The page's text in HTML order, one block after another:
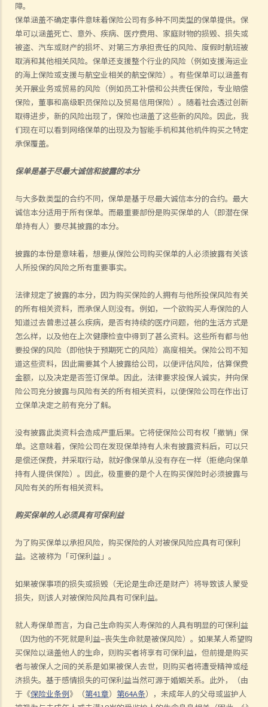
障。
保单涵盖不确定事件意味着保险公司有多种不同类型的保单提供。保
单可以涵盖死亡、意外、疾病、医疗费用、家庭财物的损毁、损失或
被盗、汽车或财产的损坏、对第三方承担责任的风险、度假时航班被
取消和其他相关风险。保单还支援整个行业的风险（例如支援海运业
的海上保险或支援与航空业相关的航空保险）。有些保单可以涵盖有
关开展业务或贸易的风险（例如员工补偿和公共责任保险，专业赔偿
保险，董事和高级职员保险以及贸易信用保险）。随着社会透过创新
取得进步，新的风险出现了，保险也涵盖了这些新的风险。因此，我
们现在可以看到网络保单的出现及为智能手机和其他机件购买之特定
承保覆盖。
保单是基于尽最大诚信和披露的本分
与大多数类型的合约不同，保单是基于尽最大诚信本分的合约。最大
诚信本分适用于所有保单。而最重要部份是购买保单的人（即潜在保
单持有人）要尽其披露的本分。
披露的本份是意味着，想要从保险公司购买保单的人必须披露有关该
人所投保的风险之所有重要事实。
法律规定了披露的本分，因为购买保险的人拥有与他所投保风险有关
的所有相关资料，而承保人则没有。例如，一个欲购买人寿保险的人
知道过去曾患过甚么疾病，是否有持续的医疗问题，他的生活方式是
怎么样，以及他在上次健康检查中得到了甚么资料。这些所有都与他
要投保的风险（即他快于预期死亡的风险）高度相关。保险公司不知
道这些资料，因此需要其个人披露给公司，以便评估风险，估算保费
金额，以及决定是否签订保单。因此，法律要求投保人诚实，并向保
险公司充分披露与风险有关的所有相关资料，以便保险公司在作出订
立保单决定之前有充分了解。
没有披露此类资料会造成严重后果。它将使保险公司有权「撤销」保
单。这意味着，保险公司在发现保单持有人未有披露资料后，可以只
是偿还保费，并采取行动，就好像保单从没有存在一样（拒绝向保单
持有人提供保险）。因此，极重要的是个人在购买保险时必须披露与
风险有关的所有相关资料。
购买保单的人必须具有可保利益
为了购买保单以承担风险，购买保险的人对被保风险应具有可保利
益。这被称为「可保利益」。
如果被保事项的损失或损毁（无论是生命还是财产）将导致该人蒙受
损失，则该人对被保险风险具有可保利益。
就人寿保单而言， 为自己生命购买人寿保险的人具有明显的可保利益
（因为他的不死就是利益–丧失生命就是被保风险）。如果某人希望购
买保险以涵盖他人的生命，则购买者将享有可保利益，但前提是购买
者与被保人之间的关系是如果被保人去世，则购买者将遭受精神或经
济损失。基于感情损失的可保利益当然可源于婚姻关系。此外，（由
于《保险业条例》（第41章） 第64A条），未成年人的父母或监护人